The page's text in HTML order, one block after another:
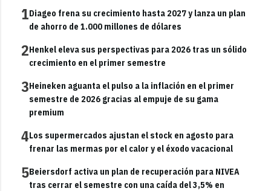
1Diageo frena su crecimiento hasta 2027 y lanza un plan
de ahorro de 1.000 millones de dólares
2Henkel eleva sus perspectivas para 2026 tras un sólido
crecimiento en el primer semestre
3Heineken aguanta el pulso a la inflación en el primer
semestre de 2026 gracias al empuje de su gama
premium
4Los supermercados ajustan el stock en agosto para
frenar las mermas por el calor y el éxodo vacacional
5Beiersdorf activa un plan de recuperación para NIVEA
tras cerrar el semestre con una caída del 3,5% en